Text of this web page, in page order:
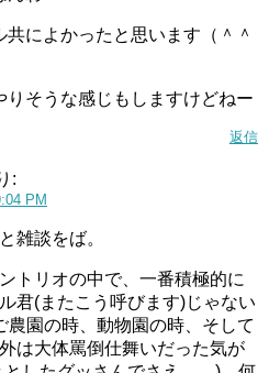
によかったと思います（＾＾
そうな感じもしますけどねー
返信
:
PM
雑談をば。
トリオの中で、一番積極的に
君(またこう呼びます)じゃない
農園の時、動物園の時、そして
は大体罵倒仕舞いだった気が